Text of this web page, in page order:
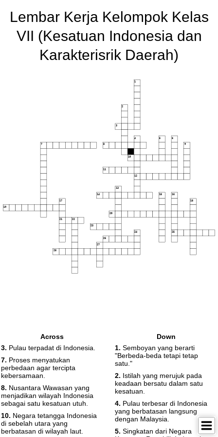
Lembar Kerja Kelompok Kelas
VII (Kesatuan Indonesia dan
Karakterisrik Daerah)
1
2
3
4 5 6
7 8 9
10
11
12
13
14 15 16
17 18
19
20
21 22
23
24 25
26
27
28
Across
3. Pulau terpadat di Indonesia.
7. Proses menyatukan
perbedaan agar tercipta
kebersamaan.
8. Nusantara Wawasan yang
menjadikan wilayah Indonesia
sebagai satu kesatuan utuh.
10. Negara tetangga Indonesia
di sebelah utara yang
berbatasan di wilayah laut.
Down
1. Semboyan yang berarti
"Berbeda-beda tetapi tetap
satu."
2. Istilah yang merujuk pada
keadaan bersatu dalam satu
kesatuan.
4. Pulau terbesar di Indonesia
yang berbatasan langsung
dengan Malaysia.
5. Singkatan dari Negara